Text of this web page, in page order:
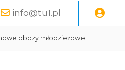
info@tu1.pl
obozy młodzieżowe